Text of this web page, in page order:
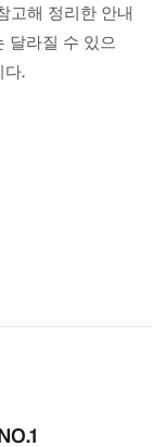
고해 정리한 안내
달라질 수 있으
다.